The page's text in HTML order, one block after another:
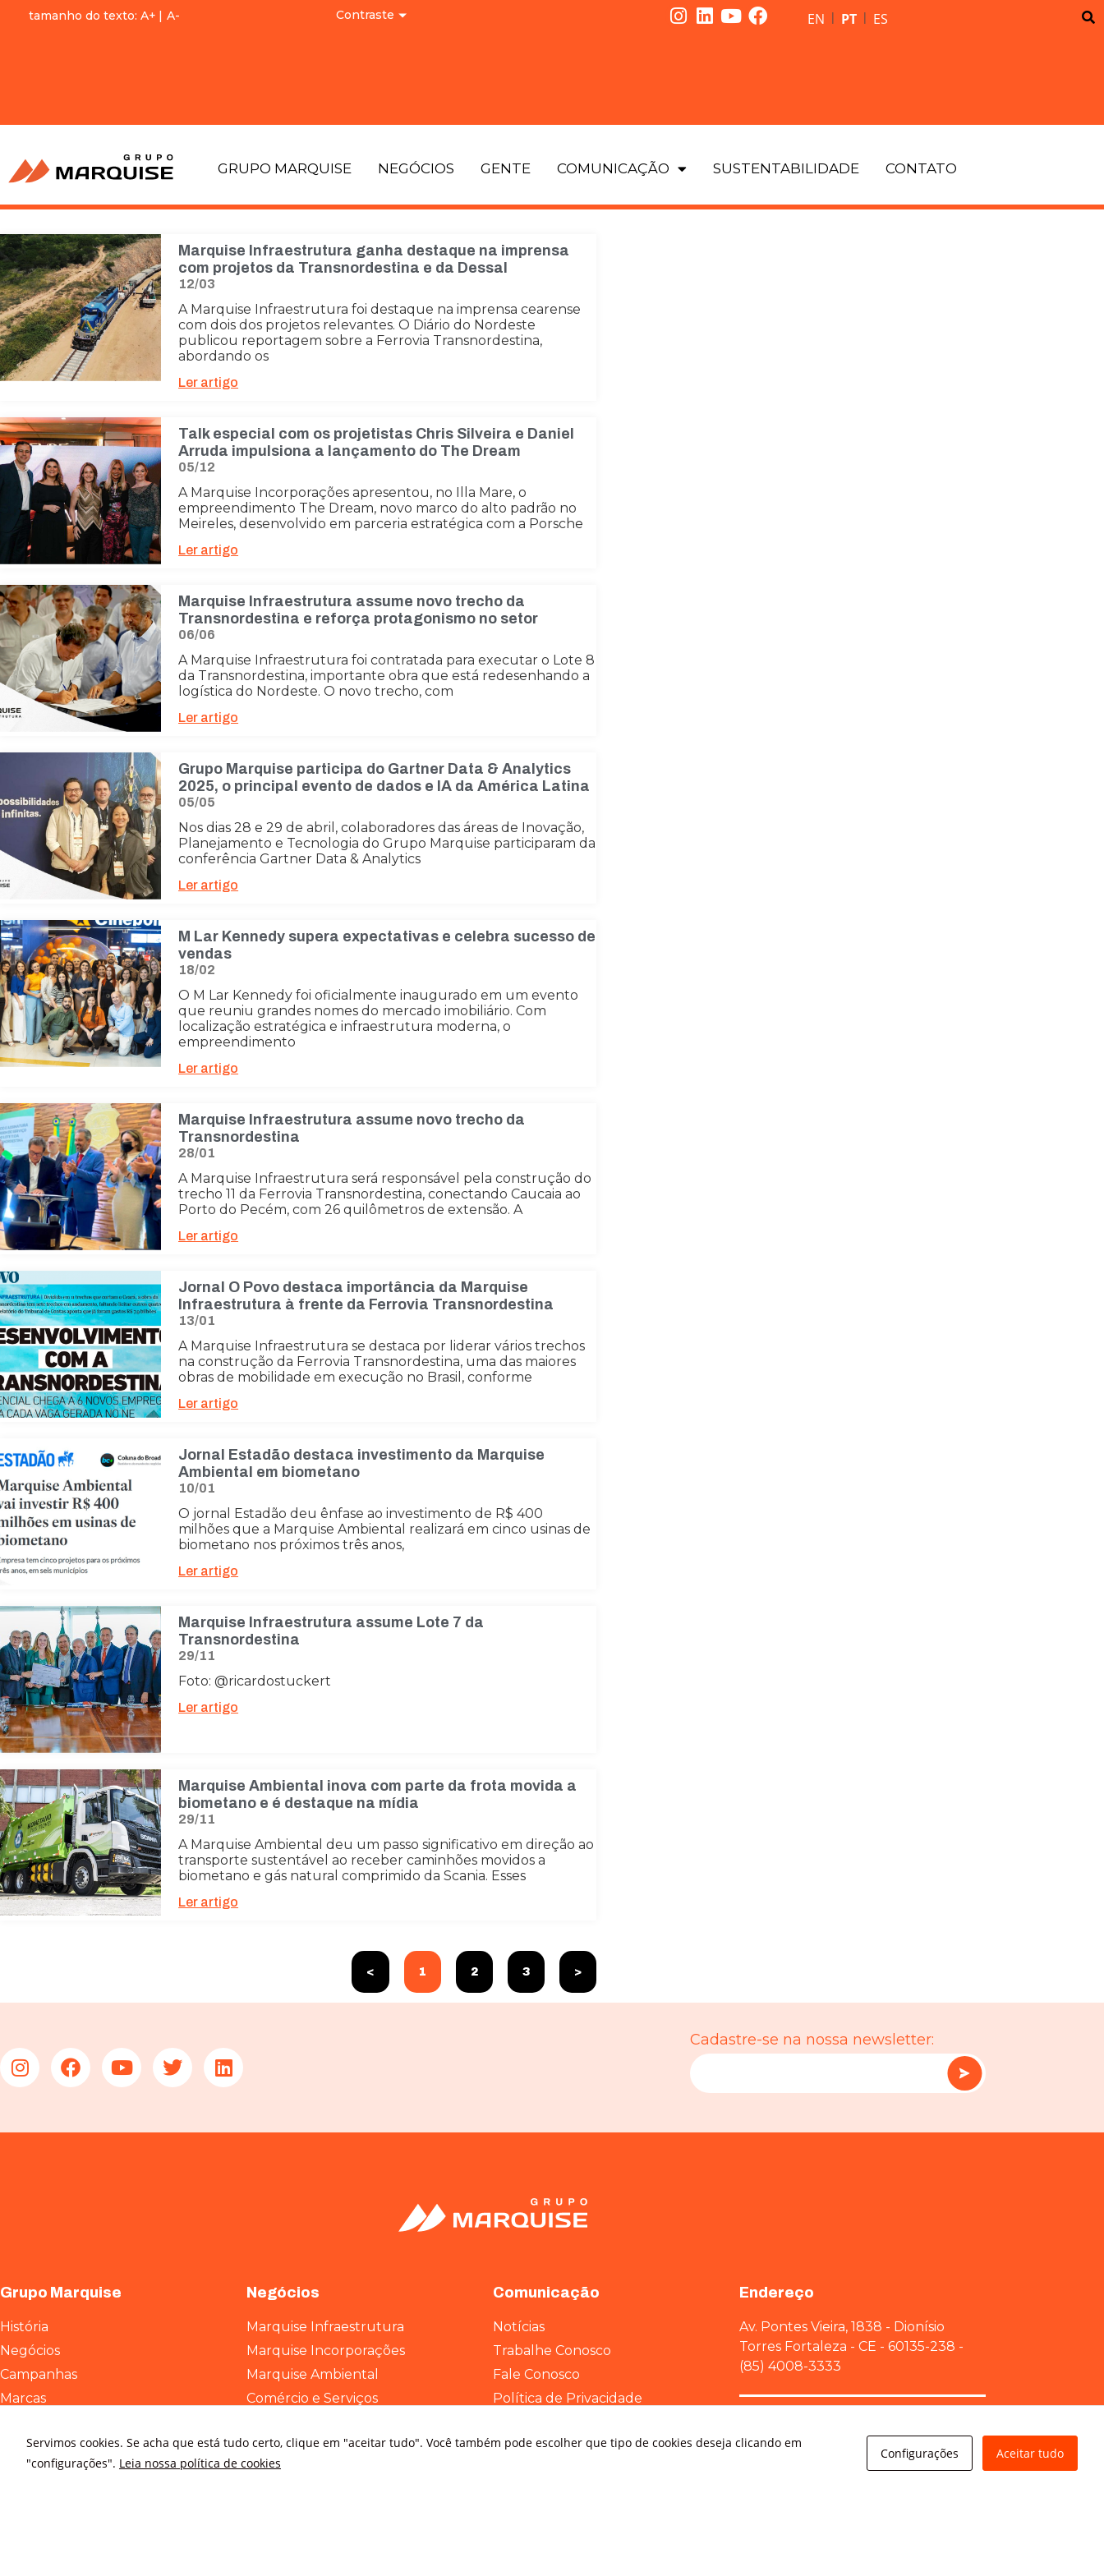
tamanho do texto: A+ | A- Contraste EN | PT | ES
GRUPO MARQUISE NEGÓCIOS GENTE COMUNICAÇÃO SUSTENTABILIDADE CONTATO
Marquise Infraestrutura ganha destaque na imprensa
com projetos da Transnordestina e da Dessal
12/03
A Marquise Infraestrutura foi destaque na imprensa cearense
com dois dos projetos relevantes. O Diário do Nordeste
publicou reportagem sobre a Ferrovia Transnordestina,
abordando os
Ler artigo
Talk especial com os projetistas Chris Silveira e Daniel
Arruda impulsiona a lançamento do The Dream
05/12
A Marquise Incorporações apresentou, no Illa Mare, o
empreendimento The Dream, novo marco do alto padrão no
Meireles, desenvolvido em parceria estratégica com a Porsche
Ler artigo
Marquise Infraestrutura assume novo trecho da
Transnordestina e reforça protagonismo no setor
06/06
A Marquise Infraestrutura foi contratada para executar o Lote 8
da Transnordestina, importante obra que está redesenhando a
logística do Nordeste. O novo trecho, com
Ler artigo
Grupo Marquise participa do Gartner Data & Analytics
2025, o principal evento de dados e IA da América Latina
05/05
Nos dias 28 e 29 de abril, colaboradores das áreas de Inovação,
Planejamento e Tecnologia do Grupo Marquise participaram da
conferência Gartner Data & Analytics
Ler artigo
M Lar Kennedy supera expectativas e celebra sucesso de
vendas
18/02
O M Lar Kennedy foi oficialmente inaugurado em um evento
que reuniu grandes nomes do mercado imobiliário. Com
localização estratégica e infraestrutura moderna, o
empreendimento
Ler artigo
Marquise Infraestrutura assume novo trecho da
Transnordestina
28/01
A Marquise Infraestrutura será responsável pela construção do
trecho 11 da Ferrovia Transnordestina, conectando Caucaia ao
Porto do Pecém, com 26 quilômetros de extensão. A
Ler artigo
Jornal O Povo destaca importância da Marquise
Infraestrutura à frente da Ferrovia Transnordestina
13/01
A Marquise Infraestrutura se destaca por liderar vários trechos
na construção da Ferrovia Transnordestina, uma das maiores
obras de mobilidade em execução no Brasil, conforme
Ler artigo
Jornal Estadão destaca investimento da Marquise
Ambiental em biometano
10/01
O jornal Estadão deu ênfase ao investimento de R$ 400
milhões que a Marquise Ambiental realizará em cinco usinas de
biometano nos próximos três anos,
Ler artigo
Marquise Infraestrutura assume Lote 7 da
Transnordestina
29/11
Foto: @ricardostuckert
Ler artigo
Marquise Ambiental inova com parte da frota movida a
biometano e é destaque na mídia
29/11
A Marquise Ambiental deu um passo significativo em direção ao
transporte sustentável ao receber caminhões movidos a
biometano e gás natural comprimido da Scania. Esses
Ler artigo
< 1 2 3 >
Cadastre-se na nossa newsletter:
Grupo Marquise
História
Negócios
Campanhas
Marcas
Contato
Relatório de transparência e
Negócios
Marquise Infraestrutura
Marquise Incorporações
Marquise Ambiental
Comércio e Serviços
Comunicação
Notícias
Trabalhe Conosco
Fale Conosco
Política de Privacidade
Endereço
Av. Pontes Vieira, 1838 - Dionísio
Torres Fortaleza - CE - 60135-238 -
(85) 4008-3333
71 - Jardim Paulistano São Paulo - SP
Servimos cookies. Se acha que está tudo certo, clique em "aceitar tudo". Você também pode escolher que tipo de cookies deseja clicando em
"configurações". Leia nossa política de cookies
Configurações Aceitar tudo
melhorar a
base em como
Para que o